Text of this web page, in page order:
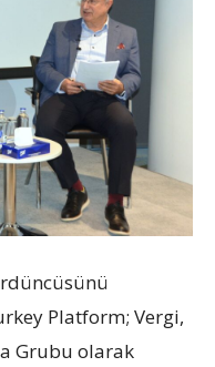
Platform; Vergi,
Grubu olarak